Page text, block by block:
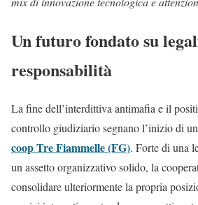
Un futuro fondato su
responsabilità
La fine dell’interdittiva antimafia e il
controllo giudiziario segnano l’inizio di
coop Tre Fiammelle (FG). Forte di una
un assetto organizzativo solido, la
consolidare ulteriormente la propria